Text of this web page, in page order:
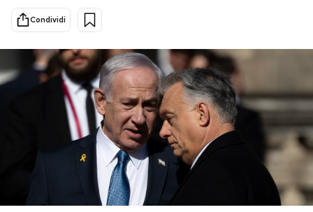
Cultura
Economia
Sport
Mondiali calcio 2026
PODCAST
NEWSLETTER
I MIEI PREFERITI
Condividi